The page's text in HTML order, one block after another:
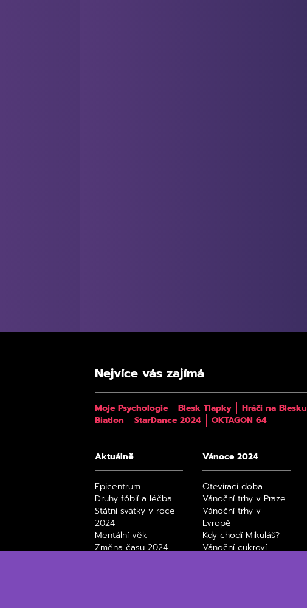
Nejvíce vás zajímá
Moje Psychologie Blesk Tlapky Hráči na Blesku
Biatlon
StarDance 2024 OKTAGON 64
Aktuálně
Epicentrum
Druhy fóbií a léčba
Státní svátky v roce
2024
Mentální věk
Změna času 2024
Vánoce 2024
Otevírací doba
Vánoční trhy v Praze
Vánoční trhy v
Evropě
Kdy chodí Mikuláš?
Vánoční cukroví